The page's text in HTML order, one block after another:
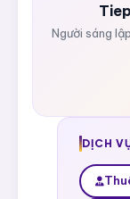
Người sáng
DỊCH